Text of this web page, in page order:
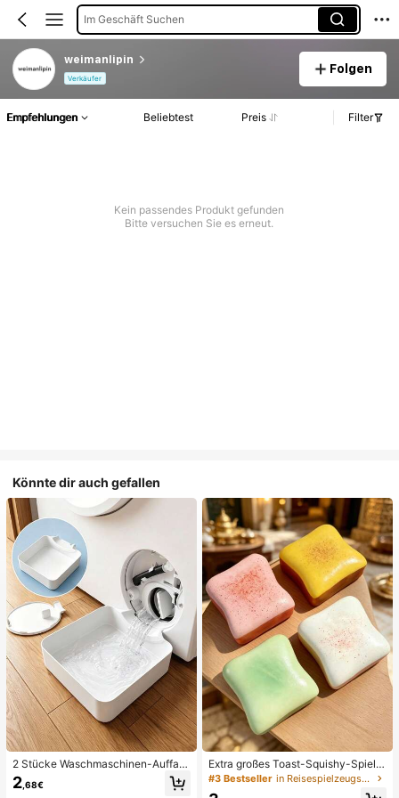
Im Geschäft Suchen
weimanlipin
Verkäufer
Folgen
Empfehlungen Beliebtest Preis Filter
Kein passendes Produkt gefunden
Bitte versuchen Sie es erneut.
Könnte dir auch gefallen
2 Stücke Waschmaschinen-Auffan
gwanne Tropfschale, wasserdichte
Bodenschutzmatte für Waschraum,
2 ,68€
Extra großes Toast-Squishy-Spielz
eug, superweiches Buttertoast-Stre
ssabbau-Drückspielzeug, erhältlich
#3 Bestseller in Reisespielzeugset Quetschspielzeug für Teenager